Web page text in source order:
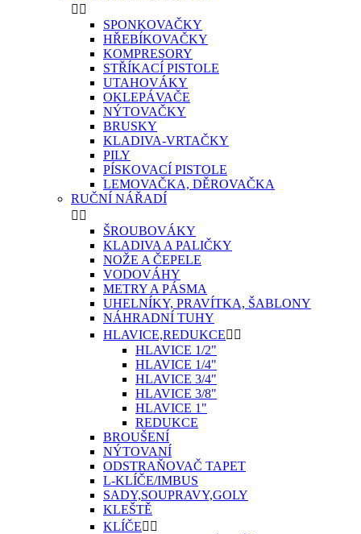
 
SPONKOVAČKY
HŘEBÍKOVAČKY
KOMPRESORY
STŘÍKACÍ PISTOLE
UTAHOVÁKY
OKLEPÁVAČE
NÝTOVAČKY
BRUSKY
KLADIVA-VRTAČKY
PILY
PÍSKOVACÍ PISTOLE
LEMOVAČKA, DĚROVAČKA
RUČNÍ NÁŘADÍ
 
ŠROUBOVÁKY
KLADIVA A PALIČKY
NOŽE A ČEPELE
VODOVÁHY
METRY A PÁSMA
UHELNÍKY, PRAVÍTKA, ŠABLONY
NÁHRADNÍ TUHY
HLAVICE,REDUKCE 
HLAVICE 1/2"
HLAVICE 1/4"
HLAVICE 3/4"
HLAVICE 3/8"
HLAVICE 1"
REDUKCE
BROUŠENÍ
NÝTOVANÍ
ODSTRAŇOVAČ TAPET
L-KLÍČE/IMBUS
SADY,SOUPRAVY,GOLY
KLEŠTĚ
KLÍČE 